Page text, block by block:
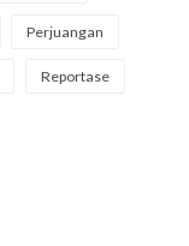
Perjuangan
Reportase